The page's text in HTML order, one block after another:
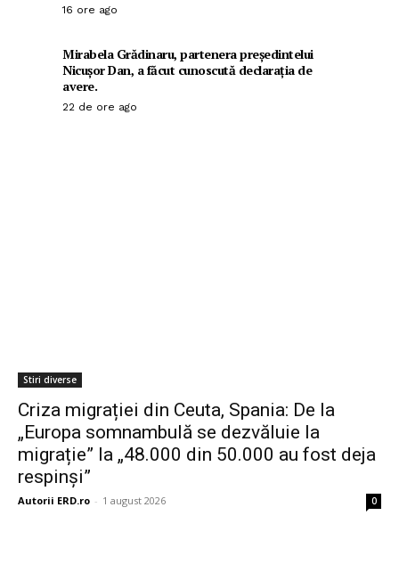
16 ore ago
Mirabela Grădinaru, partenera președintelui
Nicușor Dan, a făcut cunoscută declarația de
avere.
22 de ore ago
Stiri diverse
Criza migrației din Ceuta, Spania: De la
„Europa somnambulă se dezvăluie la
migrație” la „48.000 din 50.000 au fost deja
respinși”
Autorii ERD.ro - 1 august 2026 0